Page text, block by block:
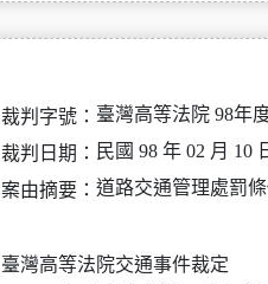
裁判字號： 臺灣高等法院 98年
裁判日期： 民國 98 年 02 月 10
案由摘要： 道路交通管理處罰條
臺灣高等法院交通事件裁定